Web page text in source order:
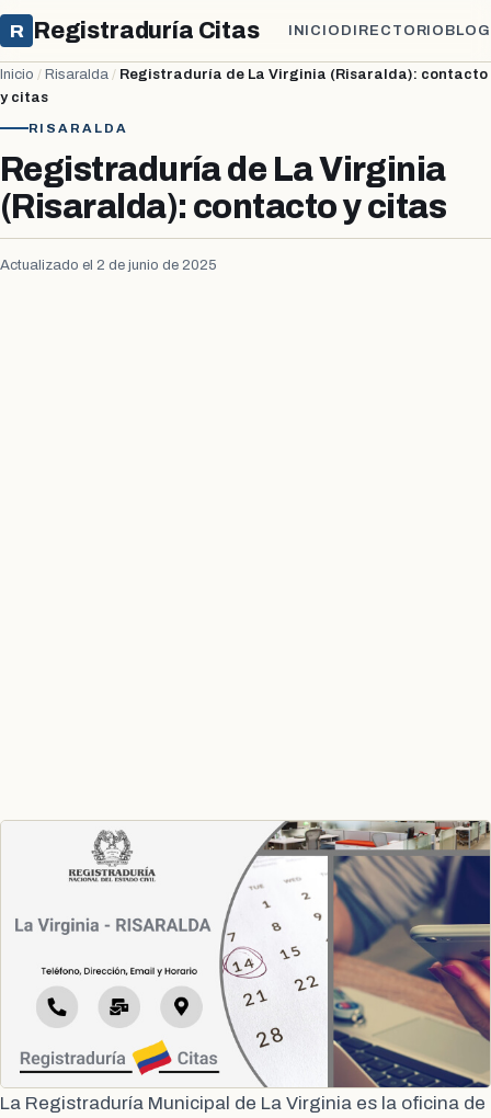
R Registraduría Citas INICIO DIRECTORIO BLOG
Inicio / Risaralda / Registraduría de La Virginia (Risaralda): contacto
y citas
RISARALDA
Registraduría de La Virginia
(Risaralda): contacto y citas
Actualizado el 2 de junio de 2025
La Registraduría Municipal de La Virginia es la oficina de